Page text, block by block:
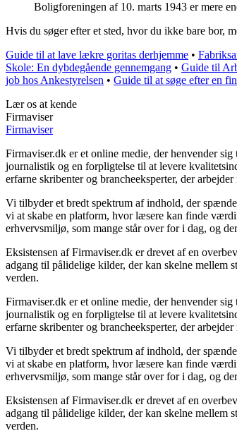
Boligforeningen af 10. marts 1943 er mere
Hvis du søger efter et sted, hvor du ikke bare bor,
Guide til at lave lækre goritas derhjemme •
Skole: En dybdegående gennemgang • Guide til
job hos Ankestyrelsen • Guide til at søge efter en
Lær os at kende
Firmaviser
Firmaviser
Firmaviser.dk er et online medie, der henvender
journalistik og en forpligtelse til at levere
erfarne skribenter og brancheeksperter, der
Vi tilbyder et bredt spektrum af indhold, der
vi at skabe en platform, hvor læsere kan finde
erhvervsmiljø, som mange står over for i dag, og
Eksistensen af Firmaviser.dk er drevet af en
adgang til pålidelige kilder, der kan skelne mellem
verden.
Firmaviser.dk er et online medie, der henvender
journalistik og en forpligtelse til at levere
erfarne skribenter og brancheeksperter, der
Vi tilbyder et bredt spektrum af indhold, der
vi at skabe en platform, hvor læsere kan finde
erhvervsmiljø, som mange står over for i dag, og
Eksistensen af Firmaviser.dk er drevet af en
adgang til pålidelige kilder, der kan skelne mellem
verden.